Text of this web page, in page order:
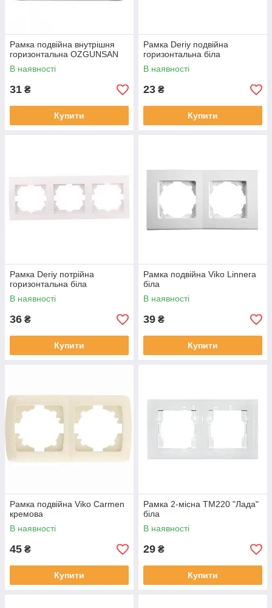
Рамка подвійна внутрішня
горизонтальна OZGUNSAN
В наявності
31 ₴
Купити
Рамка Deriy подвійна
горизонтальна біла
В наявності
23 ₴
Купити
Рамка Deriy потрійна
горизонтальна біла
В наявності
36 ₴
Купити
Рамка подвійна Viko Linnera
біла
В наявності
39 ₴
Купити
Рамка подвійна Viko Carmen
кремова
В наявності
45 ₴
Купити
Рамка 2-місна ТМ220 "Лада"
біла
В наявності
29 ₴
Купити